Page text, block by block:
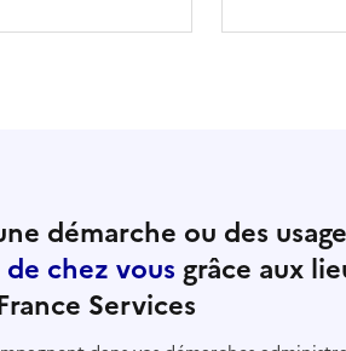
démarche ou des
chez vous grâce aux
Services